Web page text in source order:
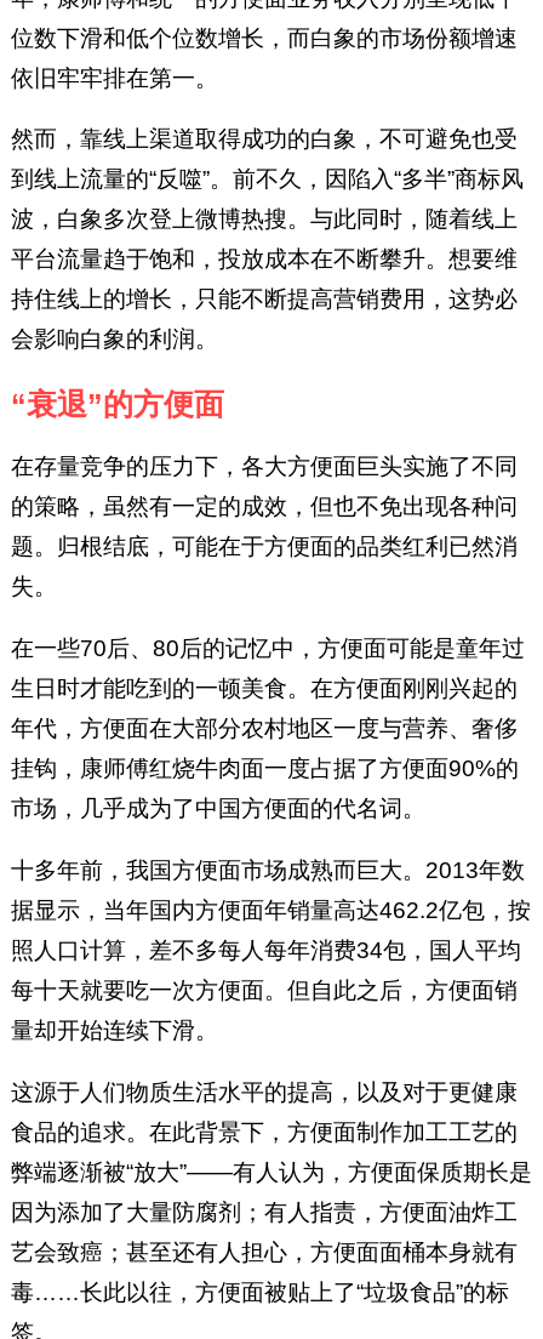
位数下滑和低个位数增长，而白象的市场份额增速
依旧牢牢排在第一。
然而，靠线上渠道取得成功的白象，不可避免也受
到线上流量的“反噬”。前不久，因陷入“多半”商标风
波，白象多次登上微博热搜。与此同时，随着线上
平台流量趋于饱和，投放成本在不断攀升。想要维
持住线上的增长，只能不断提高营销费用，这势必
会影响白象的利润。
“衰退”的方便面
在存量竞争的压力下，各大方便面巨头实施了不同
的策略，虽然有一定的成效，但也不免出现各种问
题。归根结底，可能在于方便面的品类红利已然消
失。
在一些70后、80后的记忆中，方便面可能是童年过
生日时才能吃到的一顿美食。在方便面刚刚兴起的
年代，方便面在大部分农村地区一度与营养、奢侈
挂钩，康师傅红烧牛肉面一度占据了方便面90%的
市场，几乎成为了中国方便面的代名词。
十多年前，我国方便面市场成熟而巨大。2013年数
据显示，当年国内方便面年销量高达462.2亿包，按
照人口计算，差不多每人每年消费34包，国人平均
每十天就要吃一次方便面。但自此之后，方便面销
量却开始连续下滑。
这源于人们物质生活水平的提高，以及对于更健康
食品的追求。在此背景下，方便面制作加工工艺的
弊端逐渐被“放大”——有人认为，方便面保质期长是
因为添加了大量防腐剂；有人指责，方便面油炸工
艺会致癌；甚至还有人担心，方便面面桶本身就有
毒……长此以往，方便面被贴上了“垃圾食品”的标
签。